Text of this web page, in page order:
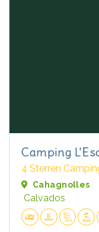
Camping
4 Sterren
Cahagnolles
Calvados